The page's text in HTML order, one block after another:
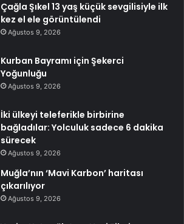
Çağla Şıkel 13 yaş küçük sevgilisiyle ilk
kez el ele görüntülendi
Ağustos 9, 2026
Kurban Bayramı için Şekerci
Yoğunluğu
Ağustos 9, 2026
İki ülkeyi teleferikle birbirine
bağladılar: Yolculuk sadece 6 dakika
sürecek
Ağustos 9, 2026
Muğla’nın ‘Mavi Karbon’ haritası
çıkarılıyor
Ağustos 9, 2026